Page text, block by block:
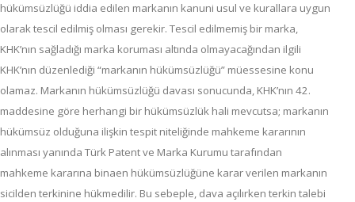
hükümsüzlüğü iddia edilen markanın kanuni usul ve kurallara uygun
olarak tescil edilmiş olması gerekir. Tescil edilmemiş bir marka,
KHK’nın sağladığı marka koruması altında olmayacağından ilgili
KHK’nın düzenlediği “markanın hükümsüzlüğü” müessesine konu
olamaz. Markanın hükümsüzlüğü davası sonucunda, KHK’nın 42.
maddesine göre herhangi bir hükümsüzlük hali mevcutsa; markanın
hükümsüz olduğuna ilişkin tespit niteliğinde mahkeme kararının
alınması yanında Türk Patent ve Marka Kurumu tarafından
mahkeme kararına binaen hükümsüzlüğüne karar verilen markanın
sicilden terkinine hükmedilir. Bu sebeple, dava açılırken terkin talebi